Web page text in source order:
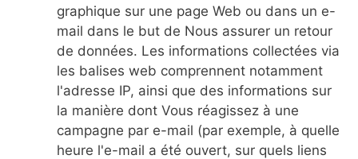
graphique sur une page Web ou dans un e-
mail dans le but de Nous assurer un retour
de données. Les informations collectées via
les balises web comprennent notamment
l'adresse IP, ainsi que des informations sur
la manière dont Vous réagissez à une
campagne par e-mail (par exemple, à quelle
heure l'e-mail a été ouvert, sur quels liens